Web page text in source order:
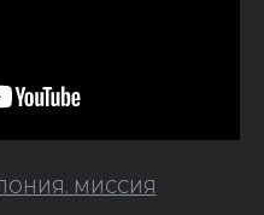
МИССИЯ